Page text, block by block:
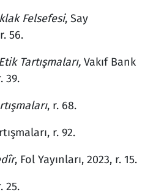
Felsefesi, Say
56.
Tartışmaları,Vakıf Bank
39.
, r. 68.
r. 92.
, Fol Yayınları, 2023, r. 15.
25.